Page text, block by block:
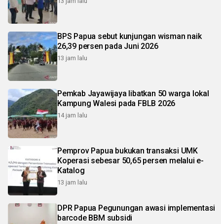
BPS Papua sebut kunjungan wisman naik
26,39 persen pada Juni 2026
13 jam lalu
Pemkab Jayawijaya libatkan 50 warga lokal
Kampung Walesi pada FBLB 2026
14 jam lalu
Pemprov Papua bukukan transaksi UMK
Koperasi sebesar 50,65 persen melalui e-
Katalog
13 jam lalu
DPR Papua Pegunungan awasi implementasi
barcode BBM subsidi